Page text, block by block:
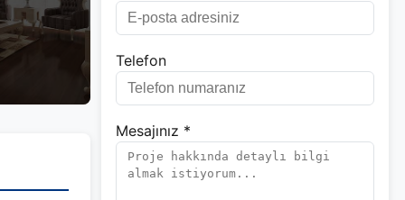
Telefon
Mesajınız *